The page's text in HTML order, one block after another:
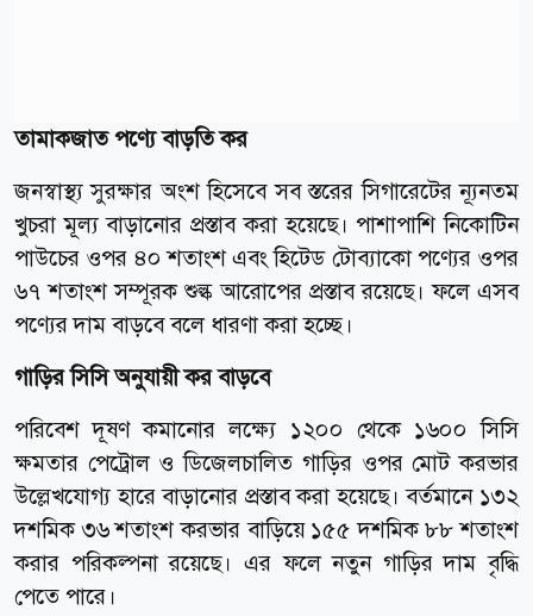
তামাকজাত পণ্যে বাড়তি কর
জনস্বাস্থ্য সুরক্ষার অংশ হিসেবে সব স্তরের সিগারেটের ন্যূনতম
খুচরা মূল্য বাড়ানোর প্রস্তাব করা হয়েছে। পাশাপাশি নিকোটিন
পাউচের ওপর ৪০ শতাংশ এবং হিটেড টোব্যাকো পণ্যের ওপর
৬৭ শতাংশ সম্পূরক শুল্ক আরোপের প্রস্তাব রয়েছে। ফলে এসব
পণ্যের দাম বাড়বে বলে ধারণা করা হচ্ছে।
গাড়ির সিসি অনুযায়ী কর বাড়বে
পরিবেশ দূষণ কমানোর লক্ষ্যে ১২০০ থেকে ১৬০০ সিসি
ক্ষমতার পেট্রোল ও ডিজেলচালিত গাড়ির ওপর মোট করভার
উল্লেখযোগ্য হারে বাড়ানোর প্রস্তাব করা হয়েছে। বর্তমানে ১৩২
দশমিক ৩৬ শতাংশ করভার বাড়িয়ে ১৫৫ দশমিক ৮৮ শতাংশ
করার পরিকল্পনা রয়েছে। এর ফলে নতুন গাড়ির দাম বৃদ্ধি
পেতে পারে।